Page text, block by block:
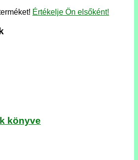
Értékelje Ön elsőként!
könyve